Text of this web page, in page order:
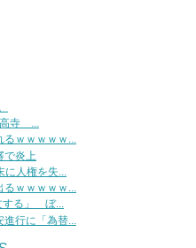
高寺 ...
るｗｗｗｗｗ...
で炎上
に人権を失...
るｗｗｗｗｗ...
する」 ぼ...
行に「為替...